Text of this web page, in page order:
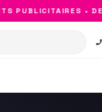
PUBLICITAIRES •